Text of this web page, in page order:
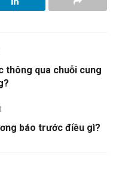
thông qua chuỗi cung
báo trước điều gì?